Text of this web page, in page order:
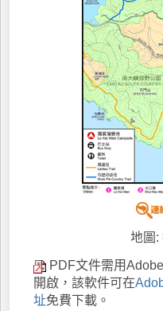
地圖:
PDF文件需用
開啟，該軟件可在
址免費下載。